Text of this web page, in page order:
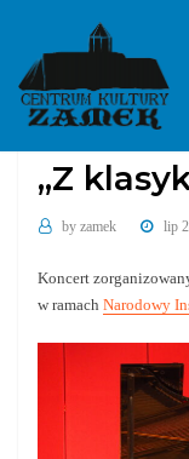
content
Galerie koncerty
„Z
by zamek lip
Koncert
w ramachNarodowy